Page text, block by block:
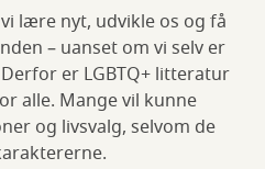
lære nyt, udvikle os og få
– uanset om vi selv er
er LGBTQ+ litteratur
alle. Mange vil kunne
og livsvalg, selvom de